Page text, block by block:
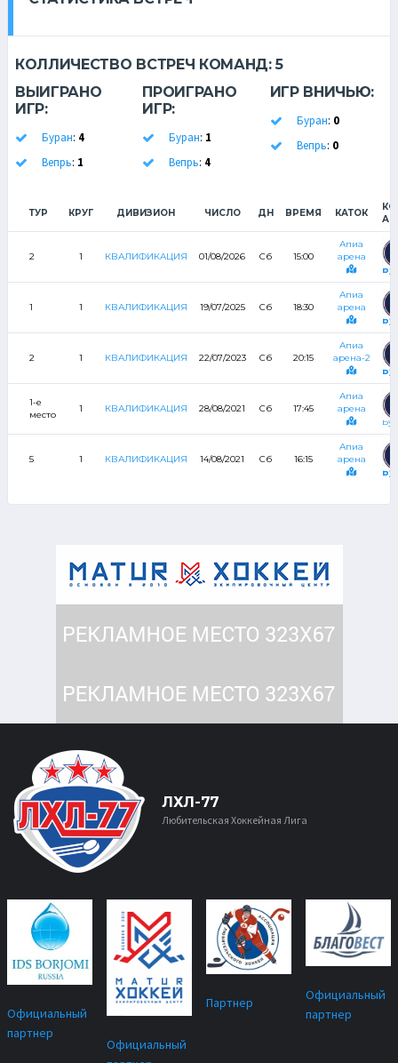
КОЛЛИЧЕСТВО ВСТРЕЧ КОМАНД:5
ВЫИГРАНО
ИГР:
Буран: 4
Вепрь: 1
ПРОИГРАНО
ИГР:
Буран: 1
Вепрь: 4
ИГР ВНИЧЬЮ:
Буран: 0
Вепрь: 0
ТУР КРУГ ДИВИЗИОН ЧИСЛО ДН ВРЕМЯ КАТОК
А
2 1 КВАЛИФИКАЦИЯ 01/08/2026 Сб 15:00
Апиа
арена
1 1 КВАЛИФИКАЦИЯ 19/07/2025 Сб 18:30
Апиа
арена
2 1 КВАЛИФИКАЦИЯ 22/07/2023 Сб 20:15
Апиа
арена-2
1-е
место
1 КВАЛИФИКАЦИЯ 28/08/2021 Сб 17:45
Апиа
арена
5 1 КВАЛИФИКАЦИЯ 14/08/2021 Сб 16:15
Апиа
арена
ЛХЛ-77
Любительская Хоккейная Лига
Официальный
партнер
Официальный
Партнер
Официальный
партнер